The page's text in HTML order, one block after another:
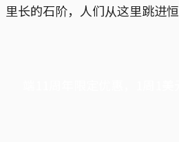
里长的石阶，人们从这里跳进